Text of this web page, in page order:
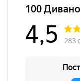
дверей
Штанга
Бренд